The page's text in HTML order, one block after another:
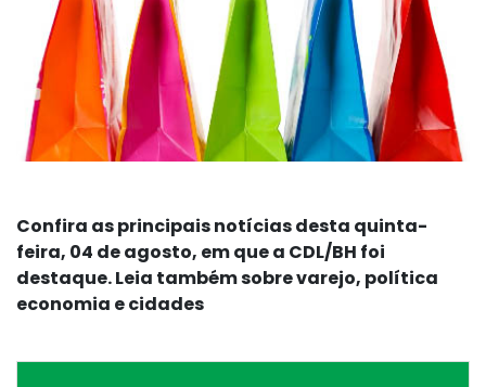
Confira as principais notícias desta quinta-
feira, 04 de agosto, em que a CDL/BH foi
destaque. Leia também sobre varejo, política
economia e cidades